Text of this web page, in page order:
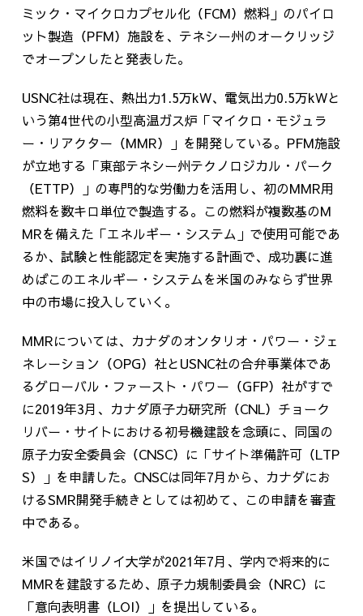
ミック・マイクロカプセル化（FCM）燃料」のパイロ
ット製造（PFM）施設を、テネシー州のオークリッジ
でオープンしたと発表した。
USNC社は現在、熱出力1.5万kW、電気出力0.5万kWと
いう第4世代の小型高温ガス炉「マイクロ・モジュラ
ー・リアクター（MMR）」を開発している。PFM施設
が立地する「東部テネシー州テクノロジカル・パーク
（ETTP）」の専門的な労働力を活用し、初のMMR用
燃料を数キロ単位で製造する。この燃料が複数基のM
MRを備えた「エネルギー・システム」で使用可能であ
るか、試験と性能認定を実施する計画で、成功裏に進
めばこのエネルギー・システムを米国のみならず世界
中の市場に投入していく。
MMRについては、カナダのオンタリオ・パワー・ジェ
ネレーション（OPG）社とUSNC社の合弁事業体であ
るグローバル・ファースト・パワー（GFP）社がすで
に2019年3月、カナダ原子力研究所（CNL）チョーク
リバー・サイトにおける初号機建設を念頭に、同国の
原子力安全委員会（CNSC）に「サイト準備許可（LTP
S）」を申請した。CNSCは同年7月から、カナダにお
けるSMR開発手続きとしては初めて、この申請を審査
中である。
米国ではイリノイ大学が2021年7月、学内で将来的に
MMRを建設するため、原子力規制委員会（NRC）に
「意向表明書（LOI）」を提出している。